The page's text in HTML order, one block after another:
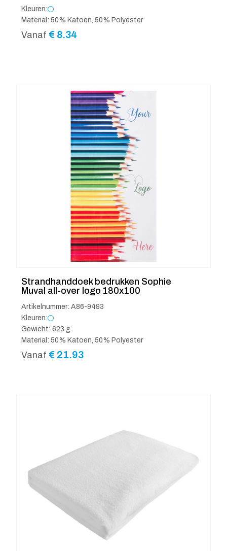
Kleuren:
Material: 50% Katoen, 50% Polyester
Vanaf € 8.34
Strandhanddoek bedrukken Sophie
Muval all-over logo 180x100
Artikelnummer: A86-9493
Kleuren:
Gewicht: 623 g
Material: 50% Katoen, 50% Polyester
Vanaf € 21.93